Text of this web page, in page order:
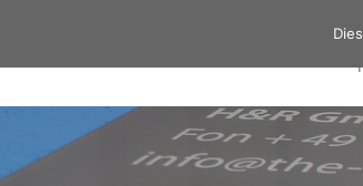
springen